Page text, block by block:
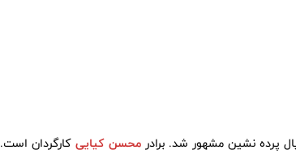
پرده نشین مشهور شد. برادر محسن کیایی کارگردان است.